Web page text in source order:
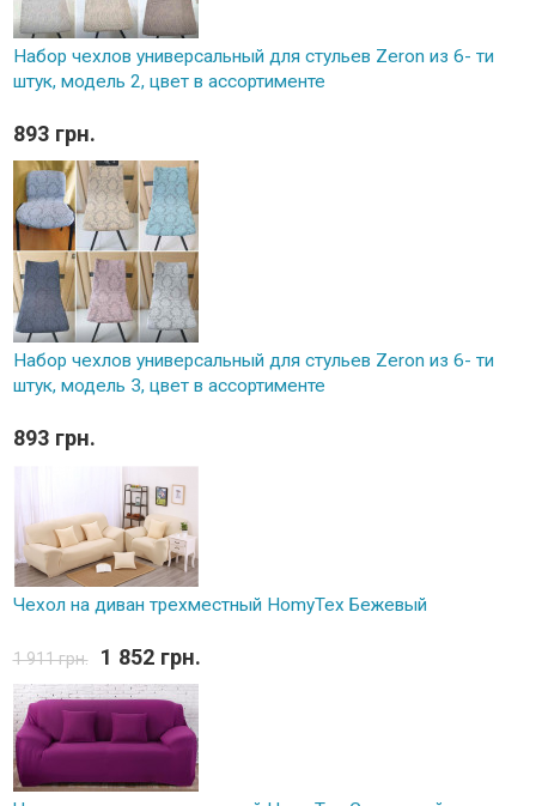
Набор чехлов универсальный для стульев Zeron из 6- ти
штук, модель 2, цвет в ассортименте
893 грн.
Набор чехлов универсальный для стульев Zeron из 6- ти
штук, модель 3, цвет в ассортименте
893 грн.
Чехол на диван трехместный HomyTex Бежевый
1 911 грн. 1 852 грн.